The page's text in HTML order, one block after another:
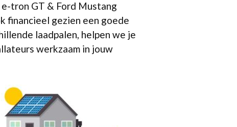
tron GT & Ford Mustang
financieel gezien een goede
laadpalen, helpen we je
werkzaam in jouw